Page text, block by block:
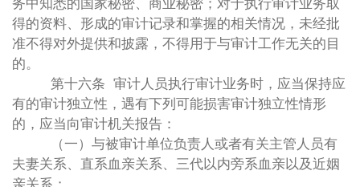
务中知悉的国家秘密、商业秘密；对于执行审计业务取
得的资料、形成的审计记录和掌握的相关情况，未经批
准不得对外提供和披露，不得用于与审计工作无关的目
的。
第十六条 审计人员执行审计业务时，应当保持应
有的审计独立性，遇有下列可能损害审计独立性情形
的，应当向审计机关报告：
（一）与被审计单位负责人或者有关主管人员有
夫妻关系、直系血亲关系、三代以内旁系血亲以及近姻